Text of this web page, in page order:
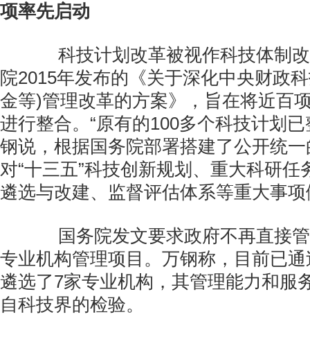
项率先启动
科技计划改革被视作科技体制改
院2015年发布的《关于深化中央财政
金等)管理改革的方案》，旨在将近百
进行整合。“原有的100多个科技计划
钢说，根据国务院部署搭建了公开统
对“十三五”科技创新规划、重大科研任
遴选与改建、监督评估体系等重大事
国务院发文要求政府不再直接管
专业机构管理项目。万钢称，目前已
遴选了7家专业机构，其管理能力和服
自科技界的检验。